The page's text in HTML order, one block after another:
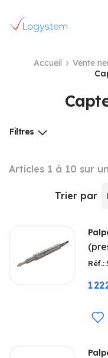
Accueil Vente
Articles 1 à 10 sur
Trier par
Réf.:
1
Filtres